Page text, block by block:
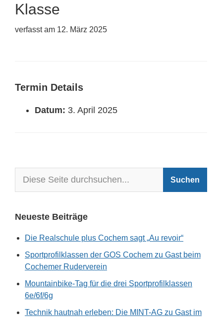
Klasse
verfasst am 12. März 2025
Termin Details
Datum: 3. April 2025
Neueste Beiträge
Die Realschule plus Cochem sagt „Au revoir“
Sportprofilklassen der GOS Cochem zu Gast beim
Cochemer Ruderverein
Mountainbike-Tag für die drei Sportprofilklassen
6e/6f/6g
Technik hautnah erleben: Die MINT-AG zu Gast im